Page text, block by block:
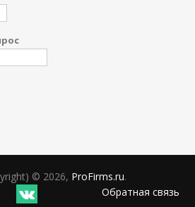
© 2026, ProFirms.ru.
Обратная связь